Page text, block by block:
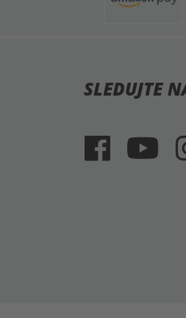
SLEDUJTE